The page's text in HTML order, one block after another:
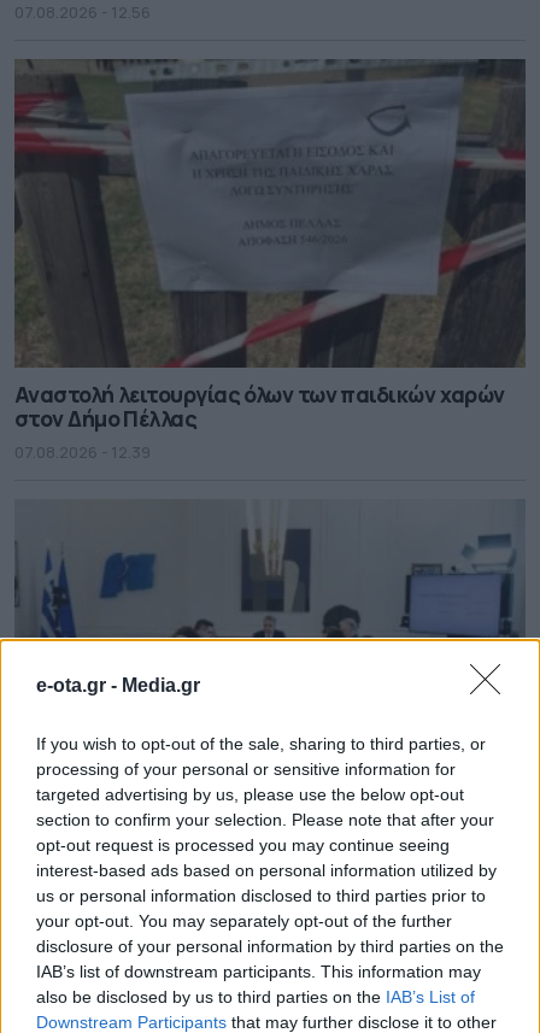
e-ota.gr - Media.gr
If you wish to opt-out of the sale, sharing to third parties, or
processing of your personal or sensitive information for
targeted advertising by us, please use the below opt-out
section to confirm your selection. Please note that after your
opt-out request is processed you may continue seeing
interest-based ads based on personal information utilized by
us or personal information disclosed to third parties prior to
your opt-out. You may separately opt-out of the further
disclosure of your personal information by third parties on the
IAB’s list of downstream participants. This information may
also be disclosed by us to third parties on the IAB’s List of
Downstream Participants that may further disclose it to other
07.08.2026 - 12.56
Αναστολή λειτουργίας όλων των παιδικών χαρών
στον Δήμο Πέλλας
07.08.2026 - 12.39
Η ενίσχυση της ελληνικής βιομηχανίας είναι
υπόθεση Περιφερειακής Ανάπτυξης
07.08.2026 - 12.29